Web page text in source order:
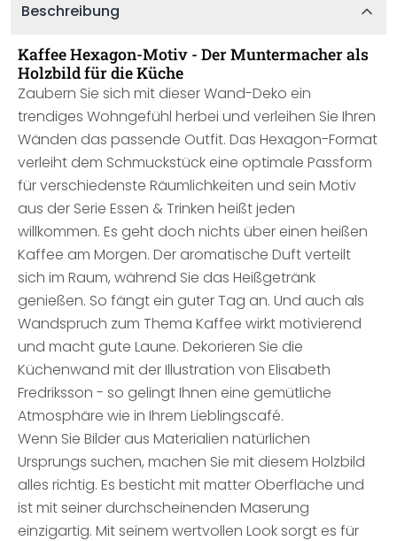
Beschreibung
Kaffee Hexagon-Motiv - Der Muntermacher als
Holzbild für die Küche
Zaubern Sie sich mit dieser Wand-Deko ein
trendiges Wohngefühl herbei und verleihen Sie Ihren
Wänden das passende Outfit. Das Hexagon-Format
verleiht dem Schmuckstück eine optimale Passform
für verschiedenste Räumlichkeiten und sein Motiv
aus der Serie Essen & Trinken heißt jeden
willkommen. Es geht doch nichts über einen heißen
Kaffee am Morgen. Der aromatische Duft verteilt
sich im Raum, während Sie das Heißgetränk
genießen. So fängt ein guter Tag an. Und auch als
Wandspruch zum Thema Kaffee wirkt motivierend
und macht gute Laune. Dekorieren Sie die
Küchenwand mit der Illustration von Elisabeth
Fredriksson - so gelingt Ihnen eine gemütliche
Atmosphäre wie in Ihrem Lieblingscafé.
Wenn Sie Bilder aus Materialien natürlichen
Ursprungs suchen, machen Sie mit diesem Holzbild
alles richtig. Es besticht mit matter Oberfläche und
ist mit seiner durchscheinenden Maserung
einzigartig. Mit seinem wertvollen Look sorgt es für